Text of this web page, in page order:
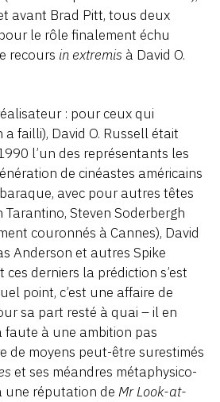
avant Brad Pitt, tous deux
le rôle finalement échu
recours in extremis à David O.
: pour ceux qui
failli), David O. Russell était
l’un des représentants les
de cinéastes américains
avec pour autres têtes
Tarantino, Steven Soderbergh
couronnés à Cannes), David
Anderson et autres Spike
ces derniers la prédiction s’est
point, c’est une affaire de
sa part resté à quai – il en
à une ambition pas
de moyens peut-être surestimés
et ses méandres métaphysico-
une réputation de Mr Look-at-